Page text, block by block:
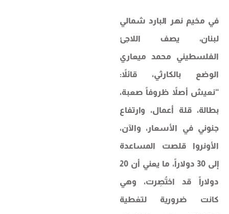
في مخيم نهر البارد شمالي
لبنان، يصف اللاجئ
الفلسطيني محمد ميعاري
الوضع بالكارثي، قائلاً:
“نعيش أصلاً ظروفاً صعبة،
بطالة، قلة أعمال، وارتفاع
جنوني في الأسعار، والآن،
الأونروا قلصت المساعدة
إلى 30 دولاراً، ما يعني أن 20
دولاراً قد اختُصِرت، وهي
كانت ضرورية لتغطية